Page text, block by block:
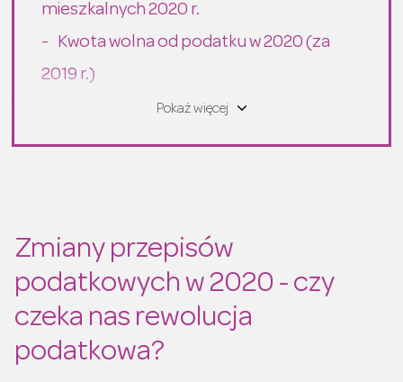
mieszkalnych 2020 r.
Kwota wolna od podatku w 2020 (za
2019 r.)
Kwota zmniejszająca podatek 2020
Do kiedy złożyć rozliczenie PIT 2020?
Mały biznes
E-PIT z automatu
Łatwiej z korektą małżonków
Szybszy zwrot nadpłaconego podatku
Pokaż więcej
Zmiany przepisów
podatkowych w 2020 - czy
czeka nas rewolucja
podatkowa?